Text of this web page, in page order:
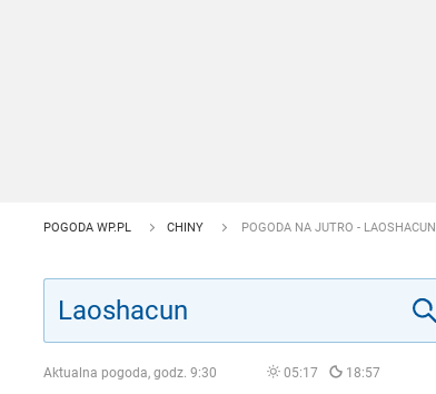
POGODA WP.PL CHINY POGODA NA JUTRO - LAOSHACUN
Aktualna pogoda, godz. 9:30 05:17 18:57